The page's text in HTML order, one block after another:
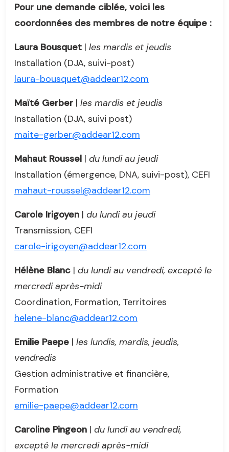
Pour une demande ciblée, voici les
coordonnées des membres de notre équipe :
Laura Bousquet | les mardis et jeudis
Installation (DJA, suivi-post)
laura-bousquet@addear12.com
Maïté Gerber | les mardis et jeudis
Installation (DJA, suivi post)
maite-gerber@addear12.com
Mahaut Roussel | du lundi au jeudi
Installation (émergence, DNA, suivi-post), CEFI
mahaut-roussel@addear12.com
Carole Irigoyen | du lundi au jeudi
Transmission, CEFI
carole-irigoyen@addear12.com
Hélène Blanc | du lundi au vendredi, excepté le
mercredi après-midi
Coordination, Formation, Territoires
helene-blanc@addear12.com
Emilie Paepe | les lundis, mardis, jeudis,
vendredis
Gestion administrative et financière,
Formation
emilie-paepe@addear12.com
Caroline Pingeon | du lundi au vendredi,
excepté le mercredi après-midi